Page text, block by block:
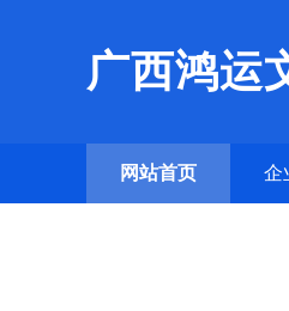
广西鸿运
网站首页 企